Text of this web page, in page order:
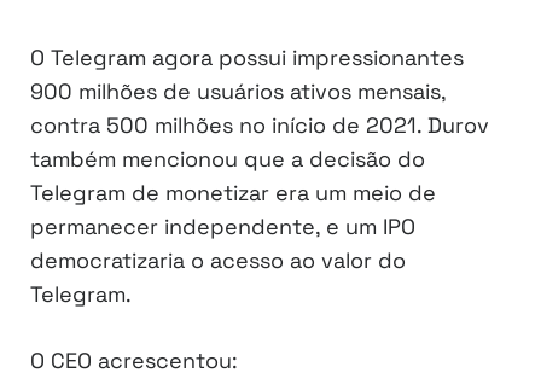
O Telegram agora possui impressionantes
900 milhões de usuários ativos mensais,
contra 500 milhões no início de 2021. Durov
também mencionou que a decisão do
Telegram de monetizar era um meio de
permanecer independente, e um IPO
democratizaria o acesso ao valor do
Telegram.
O CEO acrescentou: